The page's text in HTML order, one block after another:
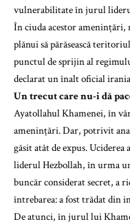
vulnerabilitate în jurul
În ciuda acestor amenințări,
plănui să părăsească
punctul de sprijin al
declarat un înalt oficial
Un trecut care nu-i dă
Ayatollahul Khamenei, în
amenințări. Dar, potrivit
găsit atât de expus.
liderul Hezbollah, în urma
buncăr considerat secret, a
întrebarea: a fost trădat din
De atunci, în jurul lui